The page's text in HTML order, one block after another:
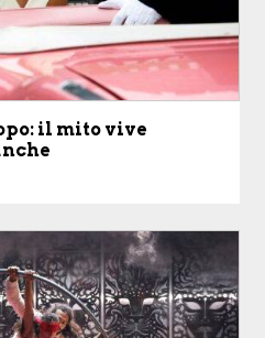
il mito vive